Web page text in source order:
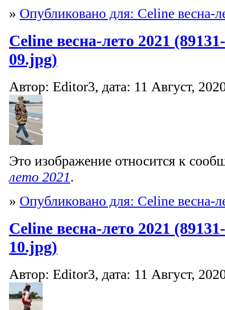
» Опубликовано для: Celine весна-
Celine весна-лето 2021
09.jpg)
Автор: Editor3, дата: 11 Август,
Это изображение относится к
лето 2021.
» Опубликовано для: Celine весна-
Celine весна-лето 2021
10.jpg)
Автор: Editor3, дата: 11 Август,